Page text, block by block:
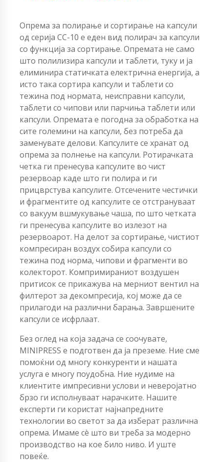
Опрема за полирање и сортирање на капсули
од серија CC-10 е еден вид полирач за капсули
со функција за сортирање. Опремата не само
што полилизира капсули и таблети, туку и ја
елиминира статичката електрична енергија, а
исто така сортира капсули и таблети со
тежина под нормата, неисправни капсули,
таблети со чипови или парчиња таблети или
капсули. Опремата е погодна за обработка на
сите големини на капсули, без потреба да
заменувате делови. Капсулите се хранат од
опрема за полнење на капсули. Ротирачката
четка ги пренесува капсулите во чист
резервоар каде што ги полира и ги
прицврстува капсулите. Отсечените честички
и фрагментите од капсулите се отстрануваат
со вакуум вшмукување чаша, по што четката
ги пренесува капсулите во излезот на
резервоарот. На делот за сортирање, чистиот
компресиран воздух собира капсули со
тежина под норма, чипови и фрагменти во
колекторот. Компримираниот воздушен
притисок се прикажува на мерниот вентил на
филтерот за декомпресија, кој може да се
прилагоди на различни барања. Завршените
капсули се исфрлаат.
Без оглед на која задача се соочувате,
MINIPRESS е подготвен да ја преземе. Ние сме
помоќни од многу конкуренти и нашата
услуга е многу поудобна. Ние нудиме на
клиентите импресивни услови и неверојатно
брзо ги исполнуваат нарачките. Нашите
експерти ги користат најнапредните
технологии во светот за да изберат различна
опрема. Имаме сè што ви треба за модерно
производство на кое било ниво. И уште
повеќе.